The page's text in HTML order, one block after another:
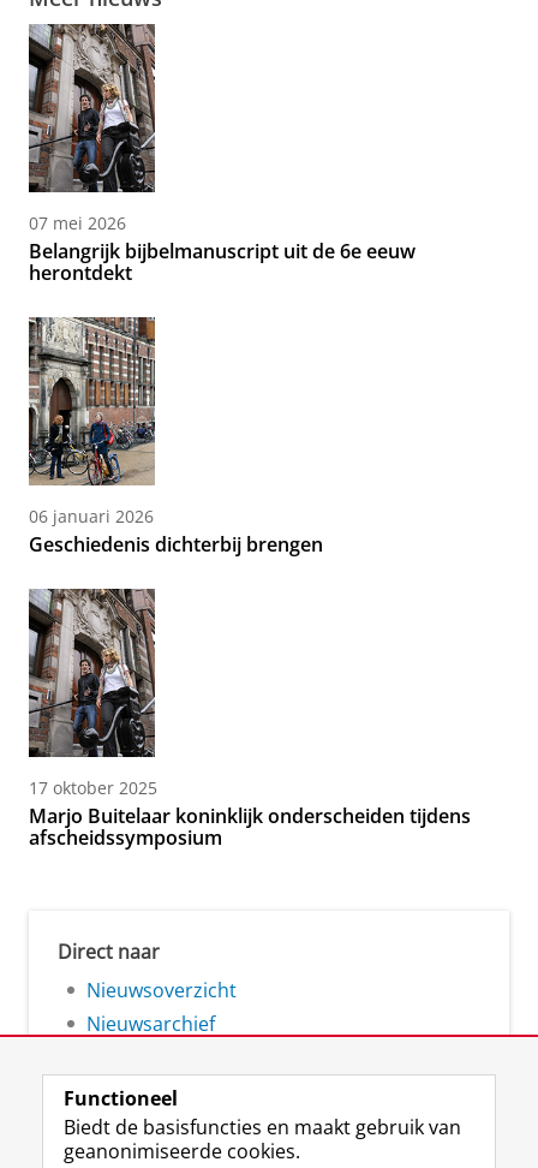
07 mei 2026
Belangrijk bijbelmanuscript uit de 6e eeuw
herontdekt
06 januari 2026
Geschiedenis dichterbij brengen
17 oktober 2025
Marjo Buitelaar koninklijk onderscheiden tijdens
afscheidssymposium
Direct naar
Nieuwsoverzicht
Nieuwsarchief
Functioneel
Biedt de basisfuncties en maakt gebruik van
geanonimiseerde cookies.